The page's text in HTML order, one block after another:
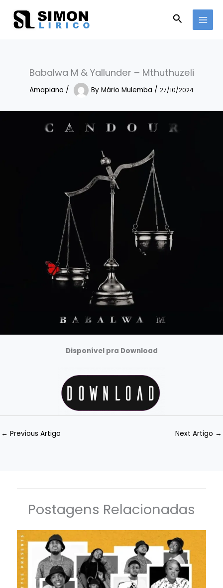
content
Search
Babalwa M & Yallunder – Mthuthuzeli
Amapiano / By Mário Mulemba / 27/10/2024
Disponível pra Download
← Previous Artigo Next Artigo →
Postagens Relacionadas